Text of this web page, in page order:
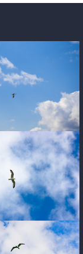
photo
photo